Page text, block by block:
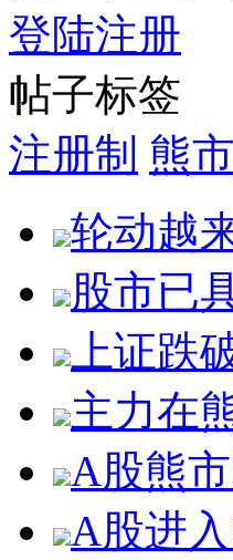
登陆注册
帖子标签
注册制 熊市
轮动越
股市已
上证跌
主力在
A股熊
A股进